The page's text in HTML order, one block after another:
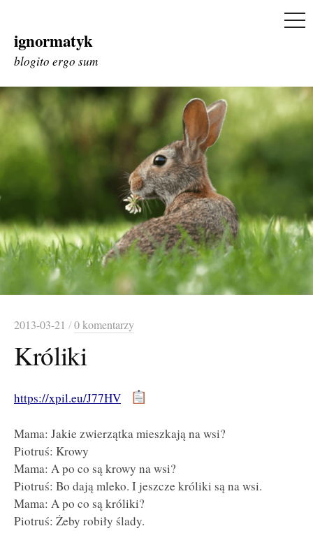
Skip
to
ignormatyk
blogito ergo sum
2013-03-21 /0 komentarzy
Króliki
https://xpil.eu/J77HV
Mama: Jakie zwierzątka mieszkają na wsi?
Piotruś: Krowy
Mama: A po co są krowy na wsi?
Piotruś: Bo dają mleko. I jeszcze króliki są na wsi.
Mama: A po co są króliki?
Piotruś: Żeby robiły ślady.